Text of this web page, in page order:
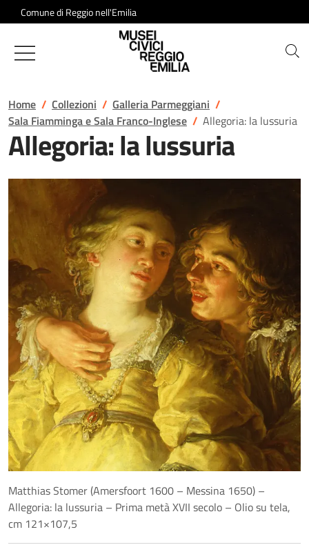
Salta al contenuto
Comune di Reggio nell'Emilia
Musei Civici di Reggio Emilia
Home Collezioni
Galleria Parmeggiani
Sala Fiamminga e Sala Franco-Inglese
Allegoria: la lussuria
Allegoria: la lussuria
Matthias Stomer (Amersfoort 1600 – Messina 1650) –
Allegoria: la lussuria – Prima metà XVII secolo – Olio su tela,
cm 121×107,5